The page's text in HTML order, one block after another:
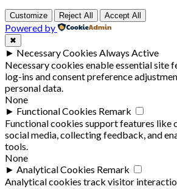
Customize Reject All Accept All
Powered by
✖
► Necessary Cookies Always Active
Necessary cookies enable essential site
log-ins and consent preference
personal data.
None
► Functional Cookies Remark
Functional cookies support features like
social media, collecting feedback, and
tools.
None
► Analytical Cookies Remark
Analytical cookies track visitor